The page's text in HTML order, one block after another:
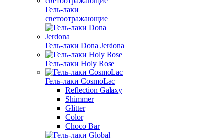
Гель-лаки
светоотражающие
Гель-лаки Dona Jerdona
Гель-лаки Holy Rose
Гель-лаки CosmoLac
Reflection Galaxy
Shimmer
Glitter
Color
Choco Bar